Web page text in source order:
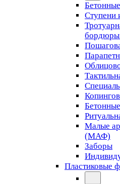
Ступени
бордюры
Малые
(МАФ)
Заборы
Пластиковые